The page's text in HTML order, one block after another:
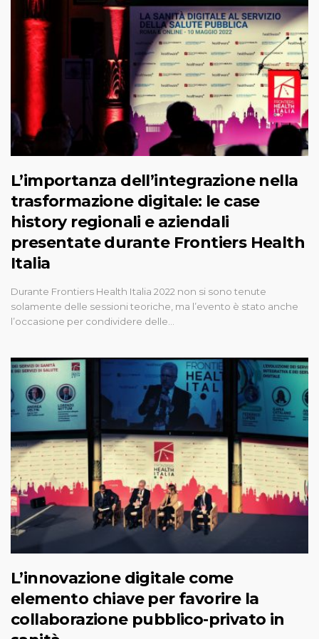
L’importanza dell’integrazione nella
trasformazione digitale: le case
history regionali e aziendali
presentate durante Frontiers Health
Italia
Durante Frontiers Health Italia 2022 non si sono tenute
solamente delle sessioni teoriche, ma l’evento è stato anche
l’occasione per condividere delle…
L’innovazione digitale come
elemento chiave per favorire la
collaborazione pubblico-privato in